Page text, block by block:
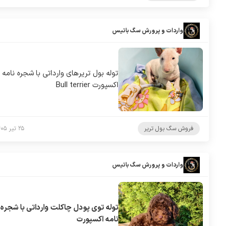
واردات و پرورش سگ باتیس
توله بول تریرهای وارداتی با شجره نامه
اکسپورت Bull terrier
فروش سگ بول تریر ۲۵ تیر ۱۴۰۵
واردات و پرورش سگ باتیس
توله توی پودل چاکلت وارداتی با شجره
نامه اکسپورت